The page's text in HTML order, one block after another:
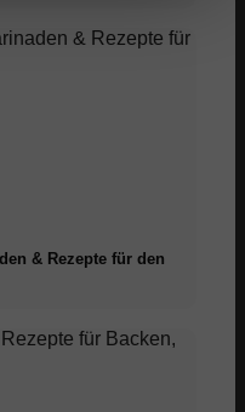
& Rezepte für den